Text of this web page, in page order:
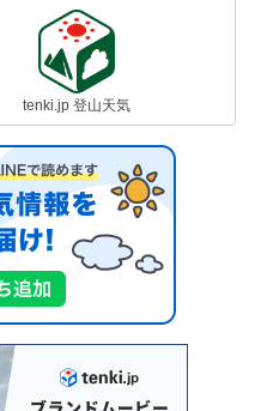
tenki.jp 登山天気